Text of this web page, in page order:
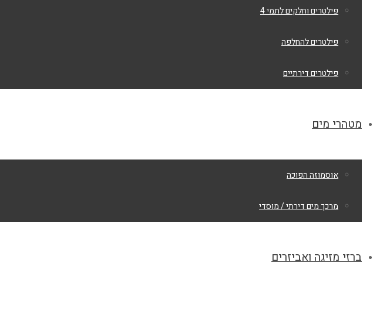
פילטרים וחלקים לתמי 4
פילטרים להחלפה
פילטרים דירתיים
מטהרי מים
אוסמוזה הפוכה
מרכך מים דירתי / מוסדי
ברזי מזיגה ואביזרים